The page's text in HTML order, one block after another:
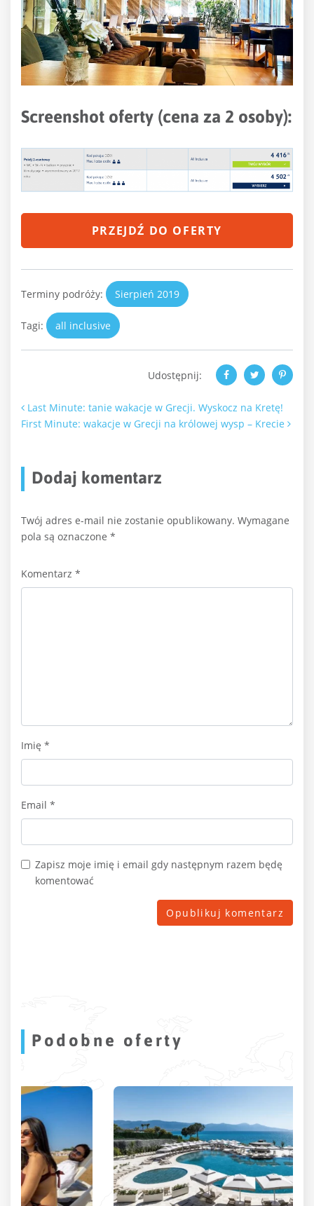
Screenshot oferty (cena za 2 osoby):
PRZEJDŹ DO OFERTY
Terminy podróży: Sierpień 2019
Tagi: all inclusive
Udostępnij:
Nawigacja po artykułach
Last Minute: tanie wakacje w Grecji. Wyskocz na Kretę!
First Minute: wakacje w Grecji na królowej wysp – Krecie
Dodaj komentarz
Twój adres e-mail nie zostanie opublikowany. Wymagane
pola są oznaczone *
Komentarz *
Imię *
Email *
Zapisz moje imię i email gdy następnym razem będę
komentować
Podobne oferty